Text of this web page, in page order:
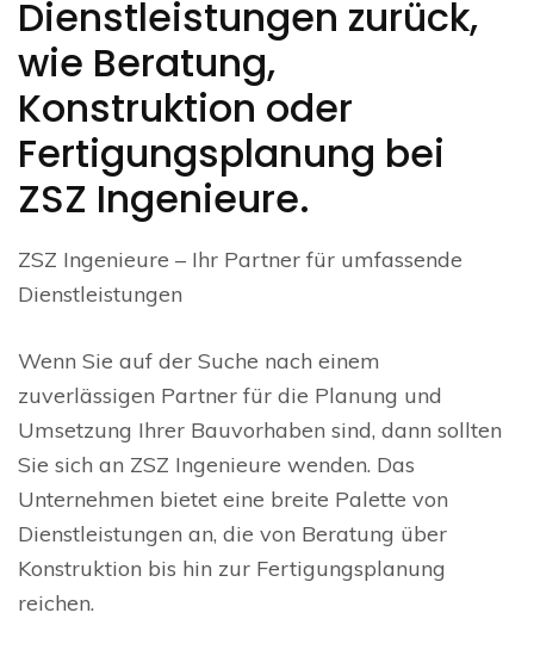
Dienstleistungen zurück,
wie Beratung,
Konstruktion oder
Fertigungsplanung bei
ZSZ Ingenieure.
ZSZ Ingenieure – Ihr Partner für umfassende
Dienstleistungen
Wenn Sie auf der Suche nach einem
zuverlässigen Partner für die Planung und
Umsetzung Ihrer Bauvorhaben sind, dann sollten
Sie sich an ZSZ Ingenieure wenden. Das
Unternehmen bietet eine breite Palette von
Dienstleistungen an, die von Beratung über
Konstruktion bis hin zur Fertigungsplanung
reichen.